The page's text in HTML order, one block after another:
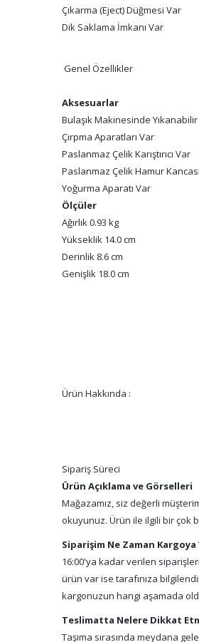
Çıkarma (Eject) Düğmesi Var
Dik Saklama İmkanı Var
Genel Özellikler
Aksesuarlar
Bulaşık Makinesinde
Çırpma Aparatları Var
Paslanmaz Çelik Karıştırıcı Var
Paslanmaz Çelik Hamur
Yoğurma Aparatı Var
Ölçüler
Ağırlık 0.93 kg
Yükseklik 14.0 cm
Derinlik 8.6 cm
Genişlik 18.0 cm
Ürün Hakkında :
Sipariş Süreci
Ürün Açıklama ve Görselleri
Mağazamız, siz değerli
okuyunuz. Ürün ile ilgili bir çok
Siparişim Ne Zaman Kargoya
16:00'ya kadar verilen
ürün var ise tarafınıza
kargonuzun hangi aşamada
Teslimatta Nelere Dikkat
Taşıma sırasında meydana